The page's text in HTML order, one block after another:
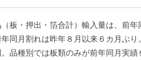
板・押出・箔合計）輸入量は、前年
同月割れは昨年８月以来６カ月ぶ
品種別では板類のみが前年同月実